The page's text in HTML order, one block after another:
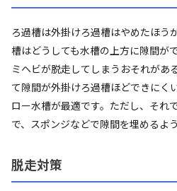
ろ過槽は外掛けろ過槽はやめたほう
槽はどうしても水槽の上方に隙間が
ミヘビが脱走してしまうおそれがあ
て隙間が外掛けろ過槽ほどできにく
ロー水槽が最適です。ただし、それ
で、スポンジなどで隙間を埋めるよ
脱走対策